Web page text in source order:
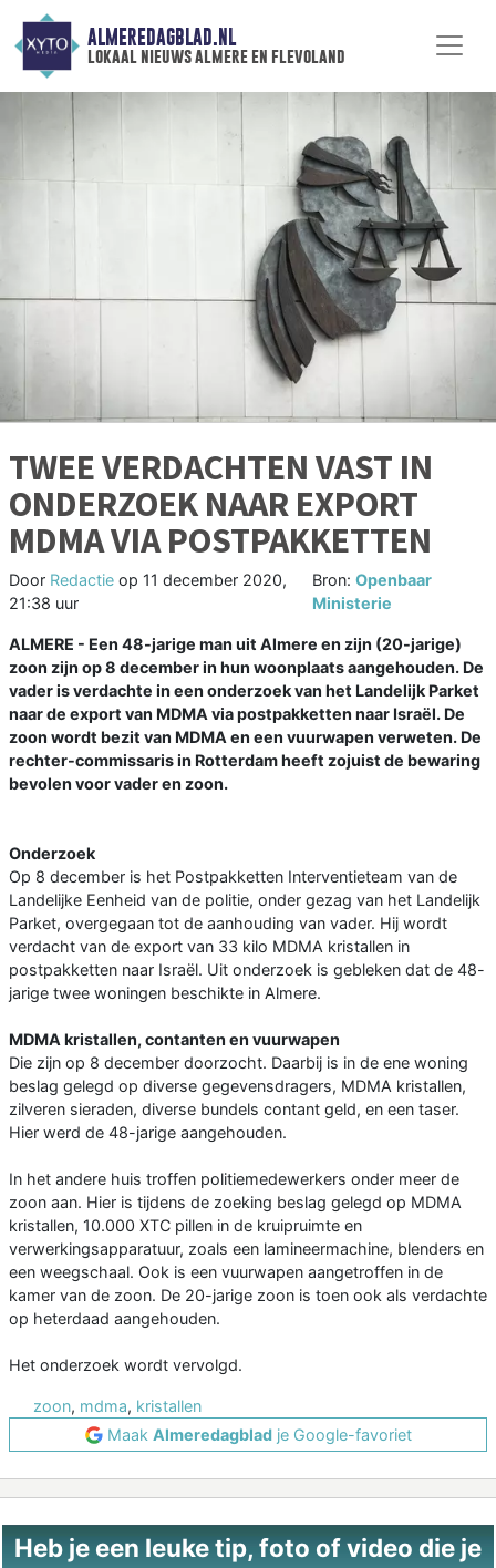
ALMEREDAGBLAD.NL
lokaal nieuws almere en flevoland
TWEE VERDACHTEN VAST IN
ONDERZOEK NAAR EXPORT
MDMA VIA POSTPAKKETTEN
Door Redactie op 11 december 2020,
21:38 uur
Bron:Openbaar
Ministerie
ALMERE - Een 48-jarige man uit Almere en zijn (20-jarige)
zoon zijn op 8 december in hun woonplaats aangehouden. De
vader is verdachte in een onderzoek van het Landelijk Parket
naar de export van MDMA via postpakketten naar Israël. De
zoon wordt bezit van MDMA en een vuurwapen verweten. De
rechter-commissaris in Rotterdam heeft zojuist de bewaring
bevolen voor vader en zoon.
Onderzoek
Op 8 december is het Postpakketten Interventieteam van de
Landelijke Eenheid van de politie, onder gezag van het Landelijk
Parket, overgegaan tot de aanhouding van vader. Hij wordt
verdacht van de export van 33 kilo MDMA kristallen in
postpakketten naar Israël. Uit onderzoek is gebleken dat de 48-
jarige twee woningen beschikte in Almere.
MDMA kristallen, contanten en vuurwapen
Die zijn op 8 december doorzocht. Daarbij is in de ene woning
beslag gelegd op diverse gegevensdragers, MDMA kristallen,
zilveren sieraden, diverse bundels contant geld, en een taser.
Hier werd de 48-jarige aangehouden.
In het andere huis troffen politiemedewerkers onder meer de
zoon aan. Hier is tijdens de zoeking beslag gelegd op MDMA
kristallen, 10.000 XTC pillen in de kruipruimte en
verwerkingsapparatuur, zoals een lamineermachine, blenders en
een weegschaal. Ook is een vuurwapen aangetroffen in de
kamer van de zoon. De 20-jarige zoon is toen ook als verdachte
op heterdaad aangehouden.
Het onderzoek wordt vervolgd.
zoon, mdma, kristallen
Maak Almeredagbladje Google-favoriet
Heb je een leuke tip, foto of video die je